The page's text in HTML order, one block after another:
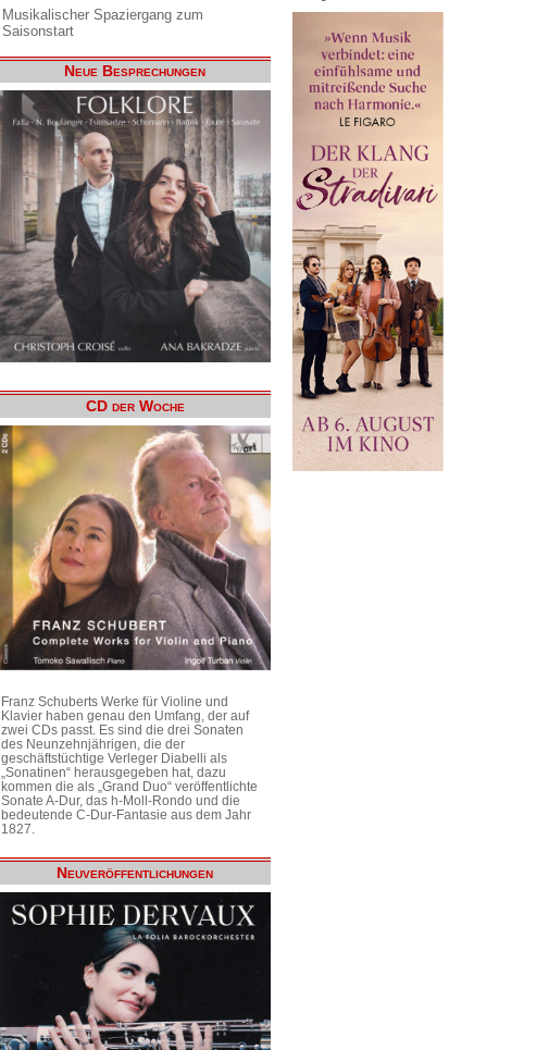
Musikalischer Spaziergang zum
Saisonstart
Neue Besprechungen
CD der Woche
Franz Schuberts Werke für Violine und
Klavier haben genau den Umfang, der auf
zwei CDs passt. Es sind die drei Sonaten
des Neunzehnjährigen, die der
geschäftstüchtige Verleger Diabelli als
„Sonatinen“ herausgegeben hat, dazu
kommen die als „Grand Duo“ veröffentlichte
Sonate A-Dur, das h-Moll-Rondo und die
bedeutende C-Dur-Fantasie aus dem Jahr
1827.
Neuveröffentlichungen